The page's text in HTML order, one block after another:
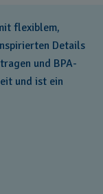
flexiblem,
Details
und BPA-
und ist ein